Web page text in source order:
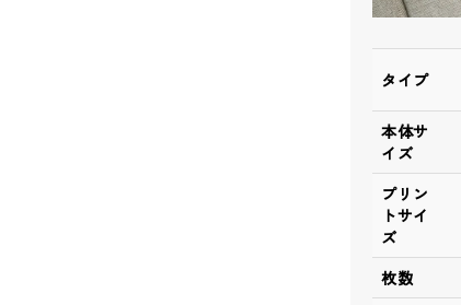
タイプ
本体サ
イズ
プリン
トサイ
ズ
枚数